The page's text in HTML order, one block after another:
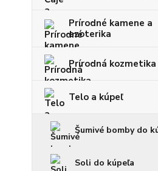
Prírodné kamene a
ezoterika
Prírodná kozmetika
Telo a kúpeľ
Šumivé bomby do
Soli do kúpeľa